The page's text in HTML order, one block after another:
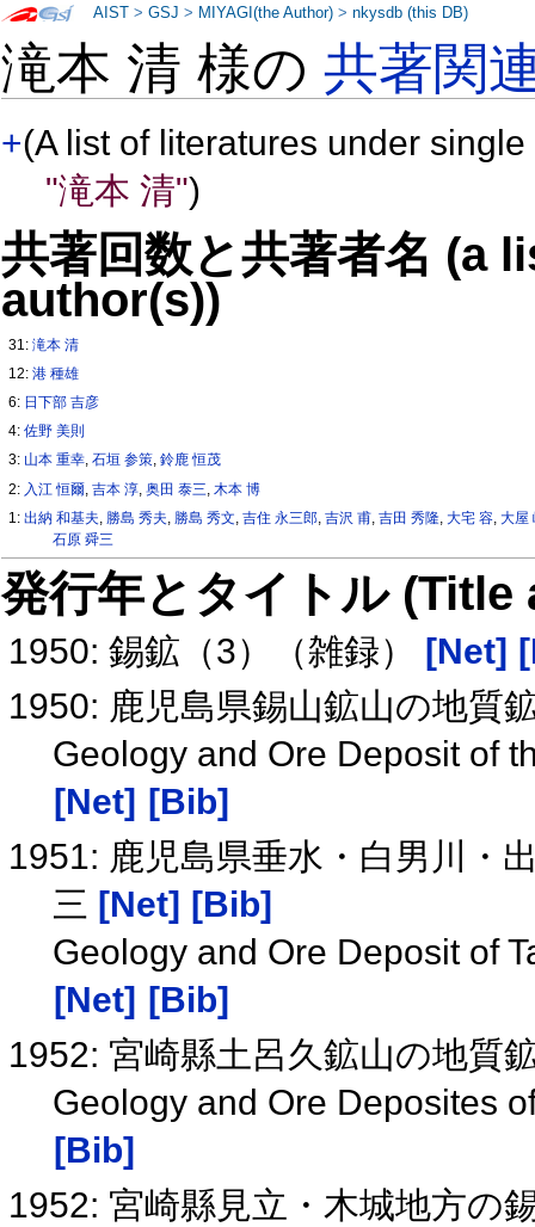
滝本 清 様の共著関
+(A list of literatures under
"滝本 清")
共著回数と共著者名 (a
author(s))
31:滝本 清
12:港 種雄
6: 日下部 吉彦
4:佐野 美則
3: 山本 重幸,石垣 参策,鈴鹿 恒茂
2: 入江 恒爾 ,吉本 淳 ,奥田 泰三 木本 博
1:出納 和基夫 勝島 秀夫 勝島 秀文 ,吉住 永三郎 ,吉沢 甫 ,吉田 秀隆 ,大宅 容 ,大屋
石原 舜三
発行年とタイトル
1950: 錫鉱（3）（雑録） [Net]
1950: 鹿児島県錫山鉱山の地質
Geology and Ore Deposit of
[Net]
[Bib]
1951: 鹿児島県垂水・白男川・
三 [Net] [Bib]
Geology and Ore Deposit of
[Net]
[Bib]
1952: 宮崎縣土呂久鉱山の地質
Geology and Ore Deposites
[Bib]
1952: 宮崎縣見立・木城地方の
AIST >GSJ > MIYAGI(the Author) >nkysdb (this DB)